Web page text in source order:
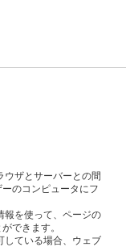
ザとサーバーとの間
のコンピュータにフ
報を使って、ページの
できます。
している場合、ウェブ